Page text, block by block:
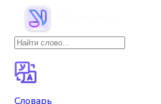
Словарь